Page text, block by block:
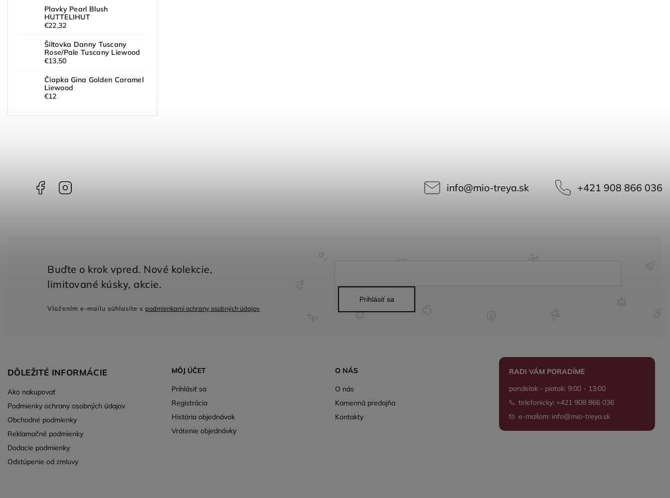
Plavky Pearl Blush
HUTTELIHUT
€22,32
Šiltovka Danny Tuscany
Rose/Pale Tuscany Liewood
€13,50
Čiapka Gina Golden Caramel
Liewood
€12
Facebook info@mio-treya.sk +421 908 866 036
DÔLEŽITÉ INFORMÁCIE
Ako nakupovať
Podmienky ochrany osobných údajov
Obchodné podmienky
Reklamačné podmienky
Dodacie podmienky
Odstúpenie od zmluvy
MÔJ ÚČET
Prihlásiť sa
Registrácia
História objednávok
Vrátenie objednávky
Vložením e-mailu súhlasíte s podmienkami ochrany osobných údajov
Prihlásiť sa
O NÁS
O nás
Kamenná predajňa
Kontakty
RADI VÁM PORADÍME
pondelok - piatok: 9:00 - 13:00
telefonicky: +421 908 866 036
e-mailom: info@mio-treya.sk